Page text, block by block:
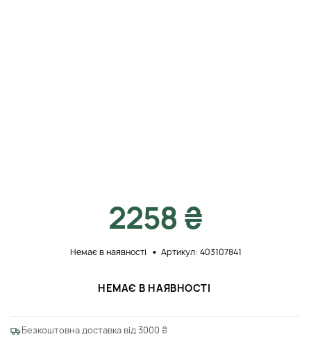
2258 ₴
Немає в наявності Артикул: 403107841
НЕМАЄ В НАЯВНОСТІ
Безкоштовна доставка від 3000 ₴